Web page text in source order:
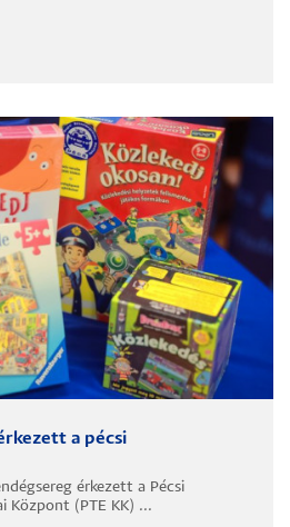
a pécsi
érkezett a Pécsi
Központ (PTE KK) ...